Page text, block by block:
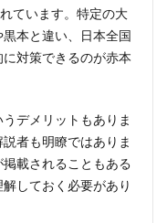
ています。特定の大
本と違い、日本全国
対策できるのが赤本
デメリットもありま
者も明瞭ではありま
載されることもある
しておく必要があり